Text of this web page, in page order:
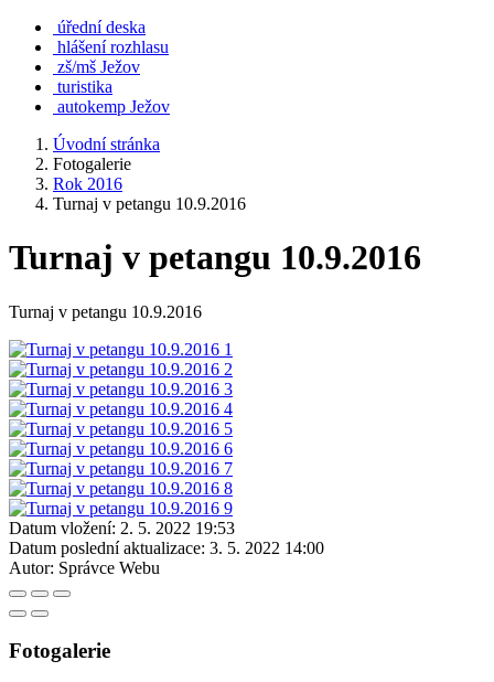
úřední deska
hlášení rozhlasu
zš/mš Ježov
turistika
autokemp Ježov
Úvodní stránka
Fotogalerie
Rok 2016
Turnaj v petangu 10.9.2016
Turnaj v petangu 10.9.2016
Turnaj v petangu 10.9.2016
Datum vložení: 2. 5. 2022 19:53
Datum poslední aktualizace: 3. 5. 2022 14:00
Autor: Správce Webu
Fotogalerie